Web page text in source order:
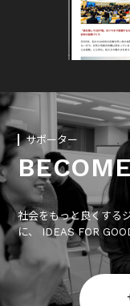
サポーター
社会をもっと良くする
に、 IDEAS FOR